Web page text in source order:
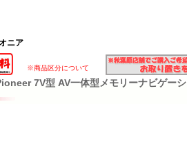
ニア
※商品区分について
7V型 AV一体型メモリーナビゲー